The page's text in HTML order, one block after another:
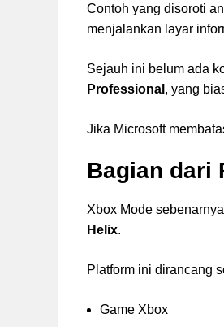
Contoh yang disoroti
menjalankan layar
Sejauh ini belum ada
Professional , yang
Jika Microsoft
Bagian dari
Xbox Mode
Helix.
Platform ini dirancang
Game Xbox